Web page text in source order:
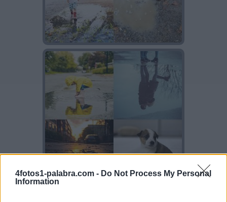
4fotos1-palabra.com - Do Not Process My Personal
Information